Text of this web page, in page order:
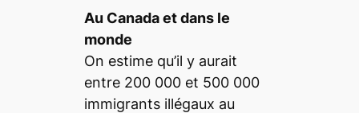
Au Canada et dans le
monde
On estime qu’il y aurait
entre 200 000 et 500 000
immigrants illégaux au